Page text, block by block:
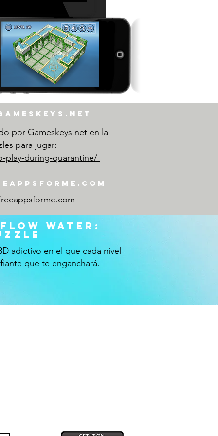
por Gameskeys.net en la
para jugar:
play-during-quarantine/
flow water:
adictivo en el que cada nivel
que te enganchará.